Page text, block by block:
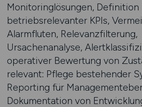
Monitoringlösungen, Definition
betriebsrelevanter KPIs,
Alarmfluten, Relevanzfilterung,
Ursachenanalyse,
operativer Bewertung von
relevant: Pflege bestehender
Reporting für
Dokumentation von